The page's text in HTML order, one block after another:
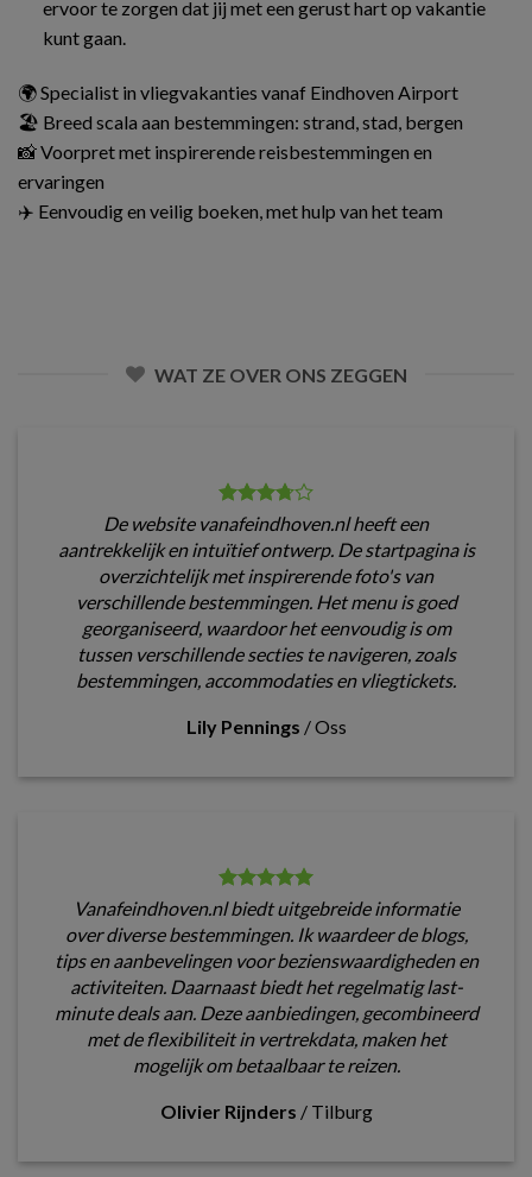
ervoor te zorgen dat jij met een gerust hart op vakantie
kunt gaan.
🌍 Specialist in vliegvakanties vanaf Eindhoven Airport
🏖️ Breed scala aan bestemmingen: strand, stad, bergen
📸 Voorpret met inspirerende reisbestemmingen en
ervaringen
✈️ Eenvoudig en veilig boeken, met hulp van het team
WAT ZE OVER ONS ZEGGEN
De website vanafeindhoven.nl heeft een
aantrekkelijk en intuïtief ontwerp. De startpagina is
overzichtelijk met inspirerende foto's van
verschillende bestemmingen. Het menu is goed
georganiseerd, waardoor het eenvoudig is om
tussen verschillende secties te navigeren, zoals
bestemmingen, accommodaties en vliegtickets.
Lily Pennings /Oss
Vanafeindhoven.nl biedt uitgebreide informatie
over diverse bestemmingen. Ik waardeer de blogs,
tips en aanbevelingen voor bezienswaardigheden en
activiteiten. Daarnaast biedt het regelmatig last-
minute deals aan. Deze aanbiedingen, gecombineerd
met de flexibiliteit in vertrekdata, maken het
mogelijk om betaalbaar te reizen.
Olivier Rijnders / Tilburg